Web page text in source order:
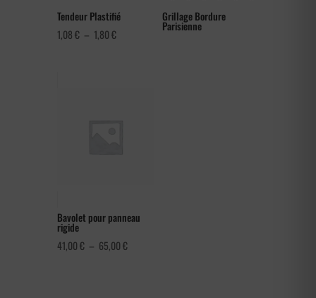
Tendeur Plastifié
1,08€ – 1,80€Plage
Grillage Bordure
Parisienne
Bavolet pour panneau
rigide
41,00€ – 65,00€Plage